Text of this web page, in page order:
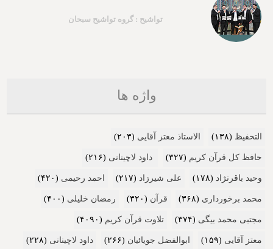
تواشیح : گروه تواشیح سبحان
واژه ها
التحفیظ (۱۳۸) الاستاذ معتز آقایی (۲۰۳)
حافظ کل قرآن کریم (۳۲۷) داود لاچینانی (۲۱۶)
وحید باقرنژاد (۱۷۸) علی شیرزاد (۲۱۷) احمد رحیمی (۴۲۰)
محمد برخورداری (۳۶۸) قرآن (۳۲۰) رمضان خلیلی (۴۰۰)
مجتبی محمد بیگی (۳۷۴) تلاوت قرآن کریم (۴۰۹۰)
معتز آقایی (۱۵۹) ابوالفضل جویائیان (۲۶۶) داود لاچینانی (۲۲۸)